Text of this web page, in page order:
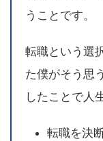
うことです。
転職という選
た僕がそう思
したことで人
転職を決